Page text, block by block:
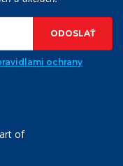
ODOSLAŤ
ochrany